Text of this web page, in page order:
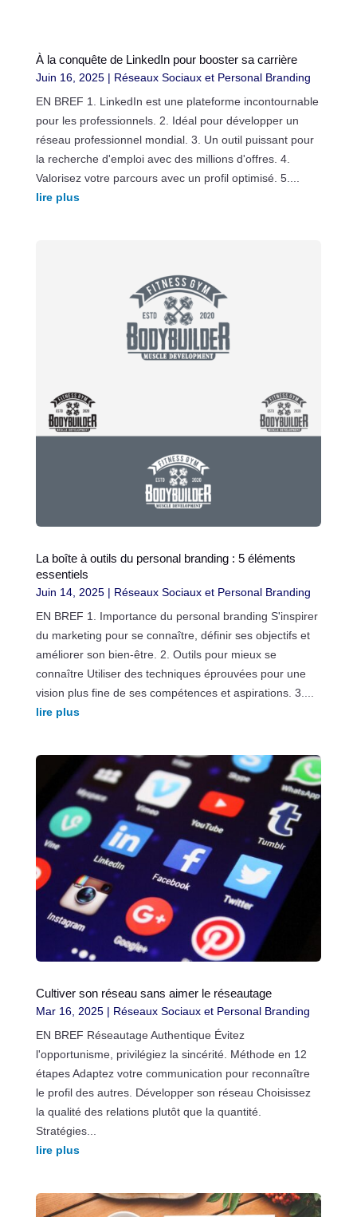
À la conquête de LinkedIn pour booster sa carrière
Juin 16, 2025| Réseaux Sociaux et Personal Branding
EN BREF 1. LinkedIn est une plateforme incontournable
pour les professionnels. 2. Idéal pour développer un
réseau professionnel mondial. 3. Un outil puissant pour
la recherche d'emploi avec des millions d'offres. 4.
Valorisez votre parcours avec un profil optimisé. 5....
lire plus
La boîte à outils du personal branding : 5 éléments
essentiels
Juin 14, 2025| Réseaux Sociaux et Personal Branding
EN BREF 1. Importance du personal branding S'inspirer
du marketing pour se connaître, définir ses objectifs et
améliorer son bien-être. 2. Outils pour mieux se
connaître Utiliser des techniques éprouvées pour une
vision plus fine de ses compétences et aspirations. 3....
lire plus
Cultiver son réseau sans aimer le réseautage
Mar 16, 2025| Réseaux Sociaux et Personal Branding
EN BREF Réseautage Authentique Évitez
l'opportunisme, privilégiez la sincérité. Méthode en 12
étapes Adaptez votre communication pour reconnaître
le profil des autres. Développer son réseau Choisissez
la qualité des relations plutôt que la quantité.
Stratégies...
lire plus